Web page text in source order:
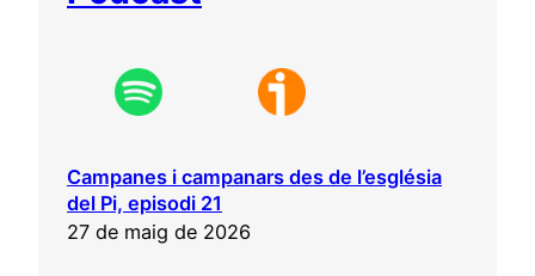
Campanes i campanars des de l’església
del Pi, episodi 21
27 de maig de 2026